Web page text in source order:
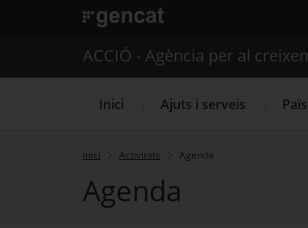
. Obre en una nova finestra.
Serveis
ACCIÓ - Agència per al
Inici Ajuts i serveis
Inici Activitats Agenda
Agenda